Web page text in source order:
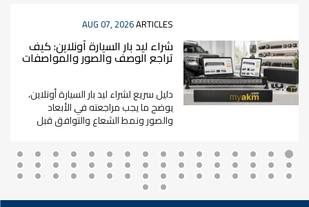
AUG 07, 2026ARTICLES
شراء ليد بار السيارة أونلاين: كيف
تراجع الوصف والصور والمواصفات
قبل الطلب؟
دليل سريع لشراء ليد بار السيارة أونلاين،
يوضح ما يجب مراجعته في الأبعاد
والصور ونمط الشعاع والتوافق قبل